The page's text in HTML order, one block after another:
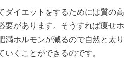
ダイエットをするためには質の高
要があります。そうすれば痩せホ
満ホルモンが減るので自然と太り
いくことができるのです。